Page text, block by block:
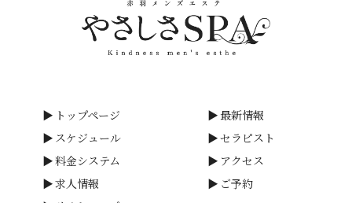
トップページ
最新情報
スケジュール
セラピスト
料金システム
アクセス
求人情報
ご予約